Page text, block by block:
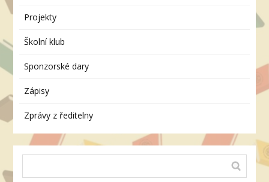
Projekty
Školní klub
Sponzorské dary
Zápisy
Zprávy z ředitelny